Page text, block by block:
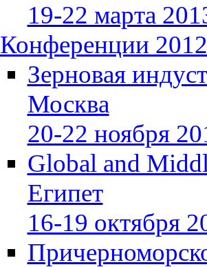
19-22 марта
Конференции 2012
Зерновая
Москва
20-22 ноября
Global and
Египет
16-19 октября